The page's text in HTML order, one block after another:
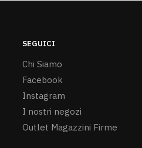
SEGUICI
Chi Siamo
Facebook
Instagram
I nostri negozi
Outlet Magazzini Firme